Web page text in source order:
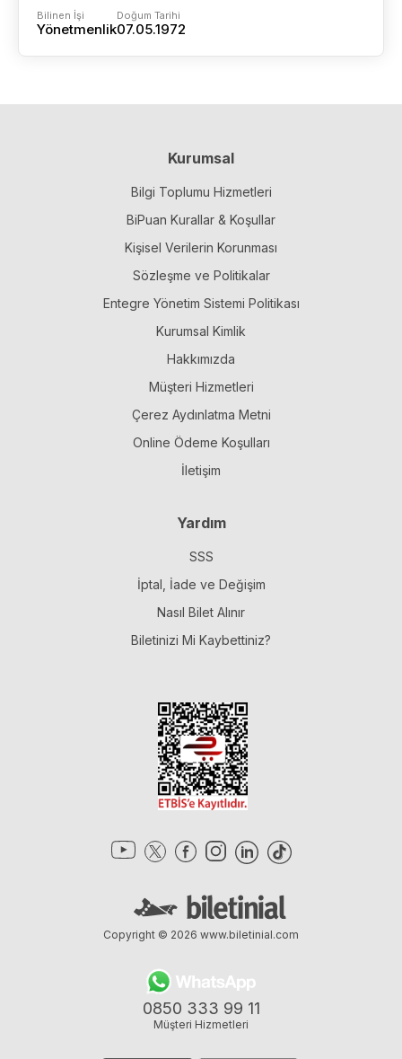
Bilinen İşi
Yönetmenlik
Doğum Tarihi
07.05.1972
Kurumsal
Bilgi Toplumu Hizmetleri
BiPuan Kurallar & Koşullar
Kişisel Verilerin Korunması
Sözleşme ve Politikalar
Entegre Yönetim Sistemi Politikası
Kurumsal Kimlik
Hakkımızda
Müşteri Hizmetleri
Çerez Aydınlatma Metni
Online Ödeme Koşulları
İletişim
Yardım
SSS
İptal, İade ve Değişim
Nasıl Bilet Alınır
Biletinizi Mi Kaybettiniz?
0850 333 99 11
Müşteri Hizmetleri
Copyright © 2026 www.biletinial.com